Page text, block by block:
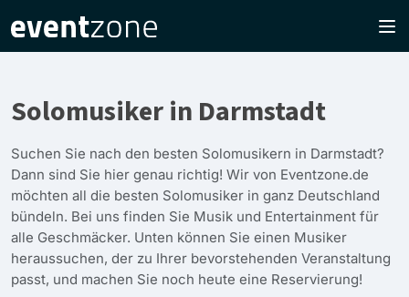
Solomusiker in Darmstadt
Suchen Sie nach den besten Solomusikern in Darmstadt?
Dann sind Sie hier genau richtig! Wir von Eventzone.de
möchten all die besten Solomusiker in ganz Deutschland
bündeln. Bei uns finden Sie Musik und Entertainment für
alle Geschmäcker. Unten können Sie einen Musiker
heraussuchen, der zu Ihrer bevorstehenden Veranstaltung
passt, und machen Sie noch heute eine Reservierung!